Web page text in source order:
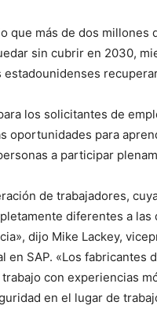
que más de dos
sin cubrir en 2030,
estadounidenses
los solicitantes de
oportunidades para
a participar
de trabajadores,
diferentes a
dijo Mike Lackey,
en SAP. «Los
con experiencias
en el lugar de